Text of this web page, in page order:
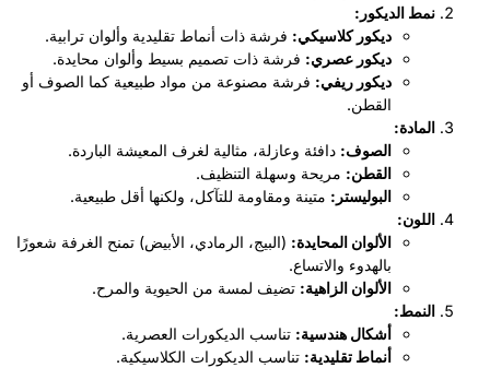
نمط الديكور:
ديكور كلاسيكي: فرشة ذات أنماط تقليدية وألوان ترابية.
ديكور عصري: فرشة ذات تصميم بسيط وألوان محايدة.
ديكور ريفي: فرشة مصنوعة من مواد طبيعية كما الصوف أو
القطن.
المادة:
الصوف: دافئة وعازلة، مثالية لغرف المعيشة الباردة.
القطن: مريحة وسهلة التنظيف.
البوليستر: متينة ومقاومة للتآكل، ولكنها أقل طبيعية.
اللون:
الألوان المحايدة: (البيج، الرمادي، الأبيض) تمنح الغرفة شعورًا
بالهدوء والاتساع.
الألوان الزاهية: تضيف لمسة من الحيوية والمرح.
النمط:
أشكال هندسية: تناسب الديكورات العصرية.
أنماط تقليدية: تناسب الديكورات الكلاسيكية.